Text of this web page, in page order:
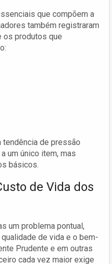
que compõem a
também registraram
os produtos que
tendência de pressão
um único item, mas
básicos.
de Vida dos
um problema pontual,
de vida e o bem-
Prudente e em outras
cada vez maior exige